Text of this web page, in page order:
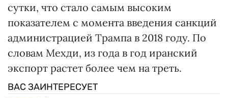
сутки, что стало самым высоким
показателем с момента введения санкций
администрацией Трампа в 2018 году. По
словам Мехди, из года в год иранский
экспорт растет более чем на треть.
ВАС ЗАИНТЕРЕСУЕТ